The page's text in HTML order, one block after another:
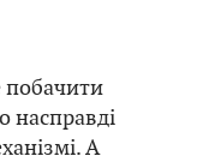
побачити
насправді
А